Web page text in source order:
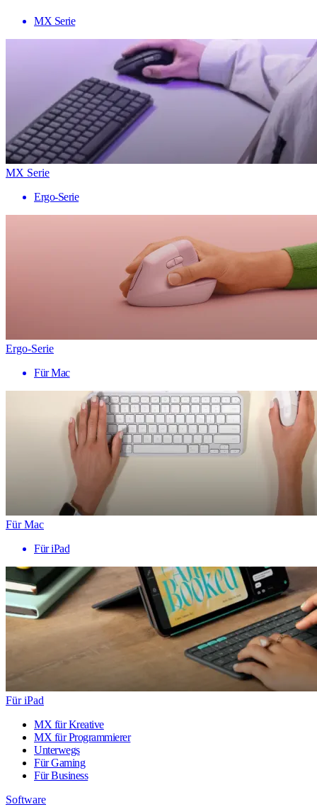
MX Serie
MX Serie
Ergo-Serie
Ergo-Serie
Für Mac
Für Mac
Für iPad
Für iPad
MX für Kreative
MX für Programmierer
Unterwegs
Für Gaming
Für Business
Software